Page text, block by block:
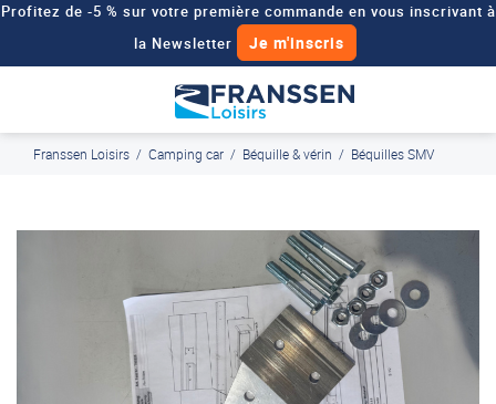
Profitez de -5 % sur votre première commande en vous inscrivant à
la Newsletter
Je m'inscris
Demander un devis
Paiement en ligne sécurisé, en 4x par Paypal J'en profite
Franssen Loisirs / Camping car / Béquille & vérin / Béquilles SMV